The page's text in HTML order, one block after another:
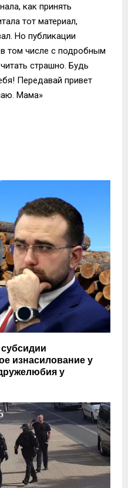
как принять
тот материал,
Но публикации
том числе с подробным
страшно. Будь
Передавай привет
Мама»
изнасилование у
у